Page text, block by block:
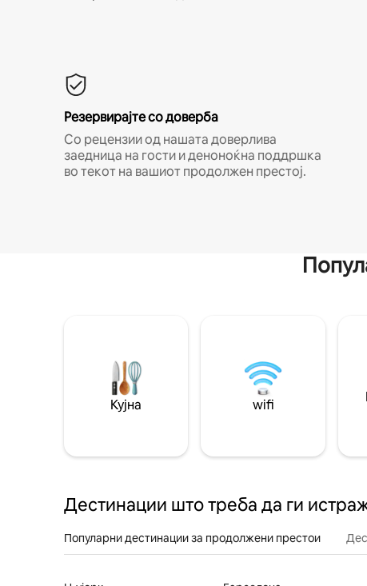
Резервирајте со доверба
Со рецензии од нашата доверлива
заедница на гости и деноноќна поддршка
во текот на вашиот продолжен престој.
Кујна wifi
Дестинации што треба да ги
Популарни дестинации за продолжени престои